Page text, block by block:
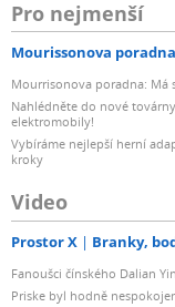
Pro nejmenší
Mourissonova poradna
Mourrisonova poradna: Má
Nahlédněte do nové
elektromobily!
Vybíráme nejlepší herní
kroky
Video
Prostor X Branky,
Fanoušci čínského Dalian
Priske byl hodně